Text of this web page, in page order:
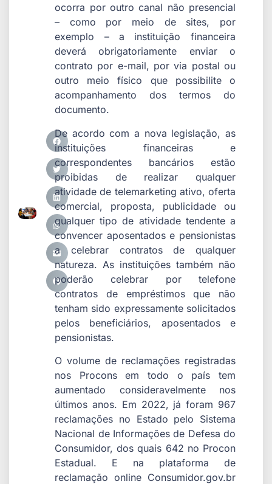
ocorra por outro canal não presencial
– como por meio de sites, por
exemplo – a instituição financeira
deverá obrigatoriamente enviar o
contrato por e-mail, por via postal ou
outro meio físico que possibilite o
acompanhamento dos termos do
documento.
De acordo com a nova legislação, as
instituições financeiras e
correspondentes bancários estão
proibidas de realizar qualquer
atividade de telemarketing ativo, oferta
comercial, proposta, publicidade ou
qualquer tipo de atividade tendente a
convencer aposentados e pensionistas
a celebrar contratos de qualquer
natureza. As instituições também não
poderão celebrar por telefone
contratos de empréstimos que não
tenham sido expressamente solicitados
pelos beneficiários, aposentados e
pensionistas.
O volume de reclamações registradas
nos Procons em todo o país tem
aumentado consideravelmente nos
últimos anos. Em 2022, já foram 967
reclamações no Estado pelo Sistema
Nacional de Informações de Defesa do
Consumidor, dos quais 642 no Procon
Estadual. E na plataforma de
reclamação online Consumidor.gov.br